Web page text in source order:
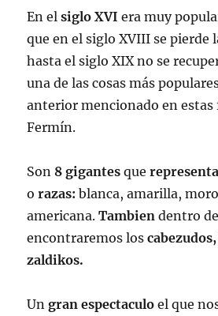
En elsiglo XVI era muy
que en el siglo XVIII se pierde
hasta el siglo XIX no se
una de las cosas más
anterior mencionado en estas
Fermín.
Son 8 gigantes que
orazas: blanca, amarilla,
americana.Tambien dentro
encontraremos los
zaldikos.
Un gran espectaculo el que